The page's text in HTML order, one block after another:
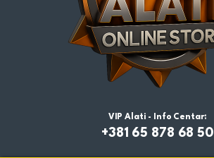
VIP Alati - Info Centar:
+381 65 878 68 50